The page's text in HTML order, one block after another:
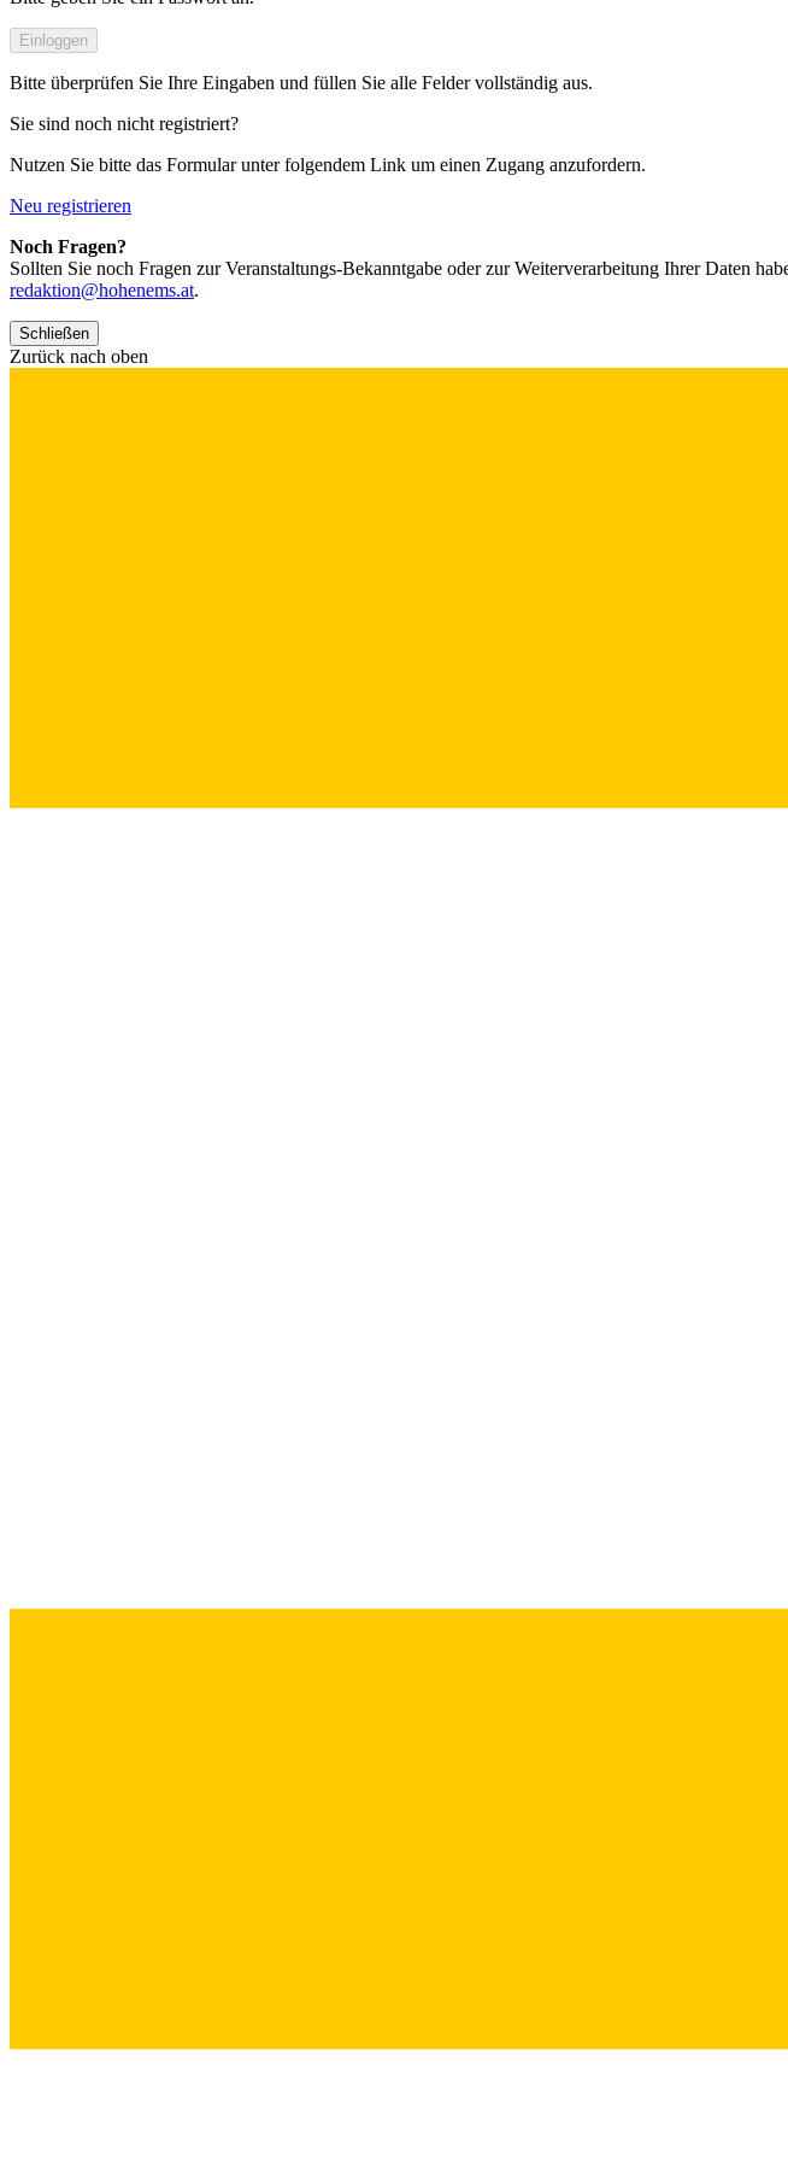
Einloggen
Bitte überprüfen Sie Ihre Eingaben und füllen Sie alle Felder vollständig aus.
Sie sind noch nicht registriert?
Nutzen Sie bitte das Formular unter folgendem Link um einen Zugang anzufordern.
Neu registrieren
Noch Fragen?
Sollten Sie noch Fragen zur Veranstaltungs-Bekanntgabe oder zur Weiterverarbeitung Ihrer Daten
redaktion@hohenems.at.
Schließen
Zurück nach oben